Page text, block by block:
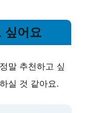
싶어요
말 추천하고 싶
실 것 같아요.